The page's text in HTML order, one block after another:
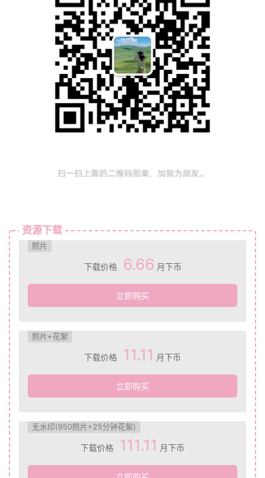
资源下载
照片
下载价格 6.66 月下币
立即购买
照片+花絮
下载价格 11.11 月下币
立即购买
无水印(950照片+25分钟花絮)
下载价格 111.11 月下币